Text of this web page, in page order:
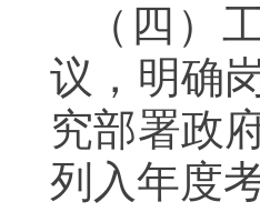
（四）
议，明确
究部署政
列入年度